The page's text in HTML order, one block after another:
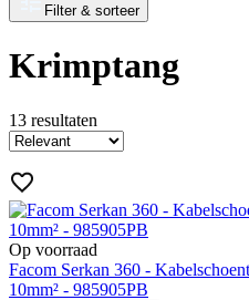
Filter & sorteer
Krimptang
13 resultaten
Op voorraad
Facom Serkan 360 -
10mm² - 985905PB